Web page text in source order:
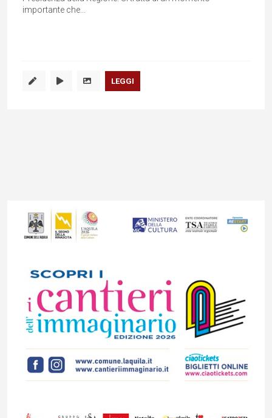
importante che...
LEGGI